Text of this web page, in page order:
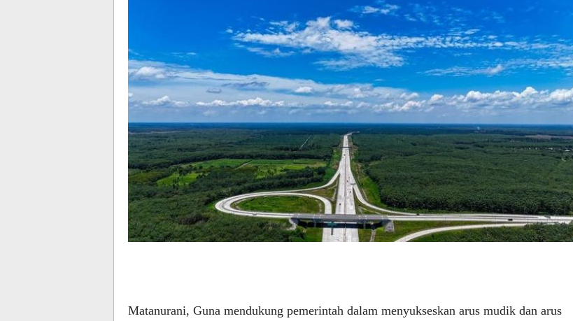
Matanurani, Guna mendukung pemerintah dalam menyukseskan arus mudik dan arus